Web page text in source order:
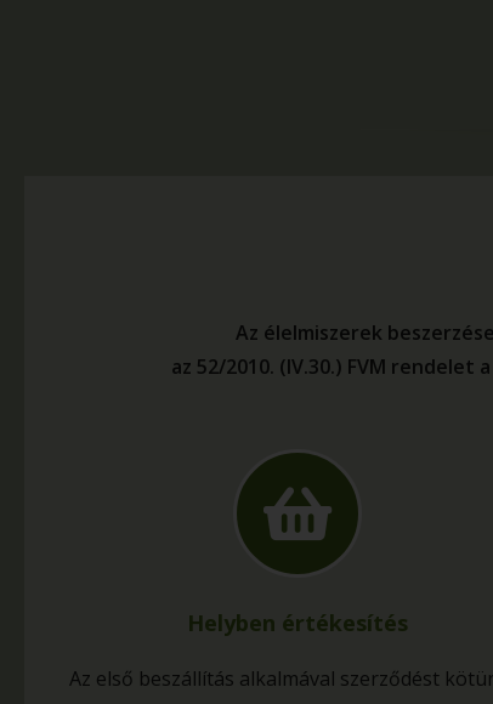
Az élelmiszerek
az 52/2010. (IV.30.) FVM
Helyben értékesítés
Az első beszállítás alkalmával szerződést